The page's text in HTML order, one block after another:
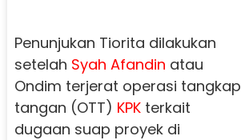
Penunjukan Tiorita dilakukan
setelah Syah Afandin atau
Ondim terjerat operasi tangkap
tangan (OTT) KPKterkait
dugaan suap proyek di